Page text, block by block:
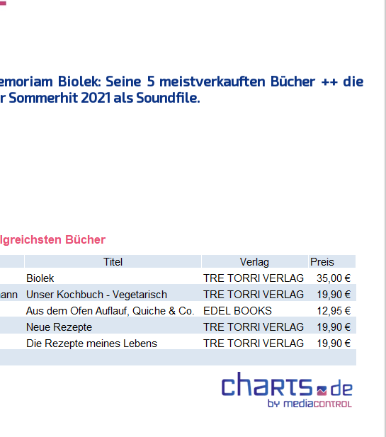
Biolek: Seine 5 meistverkauften Bücher ++ die
Sommerhit 2021 als Soundfile.